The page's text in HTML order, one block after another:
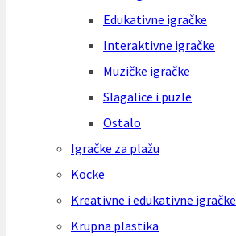
Edukativne igračke
Interaktivne igračke
Muzičke igračke
Slagalice i puzle
Ostalo
Igračke za plažu
Kocke
Kreativne i edukativne igračke
Krupna plastika